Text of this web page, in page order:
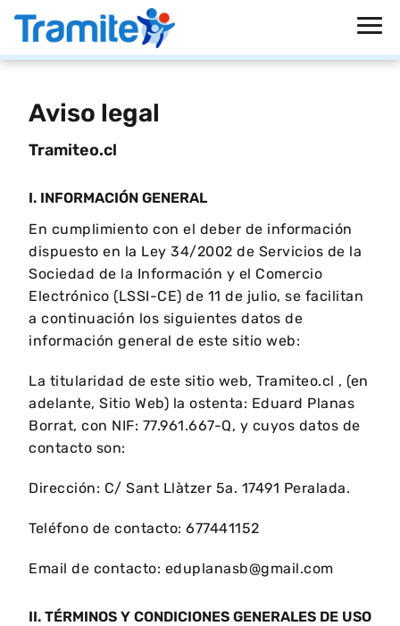
Aviso legal
Tramiteo.cl
I. INFORMACIÓN GENERAL
En cumplimiento con el deber de información
dispuesto en la Ley 34/2002 de Servicios de la
Sociedad de la Información y el Comercio
Electrónico (LSSI-CE) de 11 de julio, se facilitan
a continuación los siguientes datos de
información general de este sitio web:
La titularidad de este sitio web, Tramiteo.cl , (en
adelante, Sitio Web) la ostenta: Eduard Planas
Borrat, con NIF: 77.961.667-Q, y cuyos datos de
contacto son:
Dirección: C/ Sant Llàtzer 5a. 17491 Peralada.
Teléfono de contacto: 677441152
Email de contacto: eduplanasb@gmail.com
II. TÉRMINOS Y CONDICIONES GENERALES DE USO